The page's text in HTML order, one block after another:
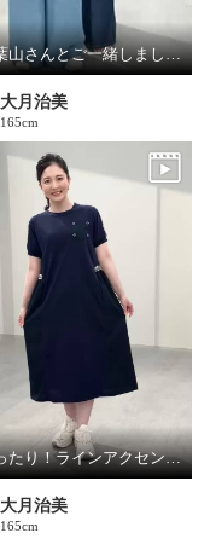
ゲスト葉山さんとご一緒しました! Part.2
大月治美
165cm
夏にぴったり！ラインアクセントワンピース！
大月治美
165cm